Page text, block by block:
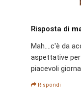
Risposta di
Mah....c'è da
aspettative
piacevoli
Rispondi